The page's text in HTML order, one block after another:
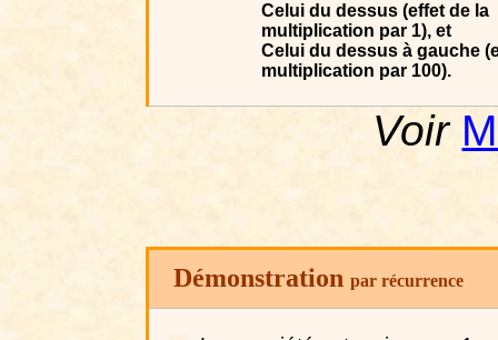
Celui du dessus (effet de la
multiplication par 1), et
Celui du dessus à gauche
multiplication par 100).
Voir
Démonstration par récurrence